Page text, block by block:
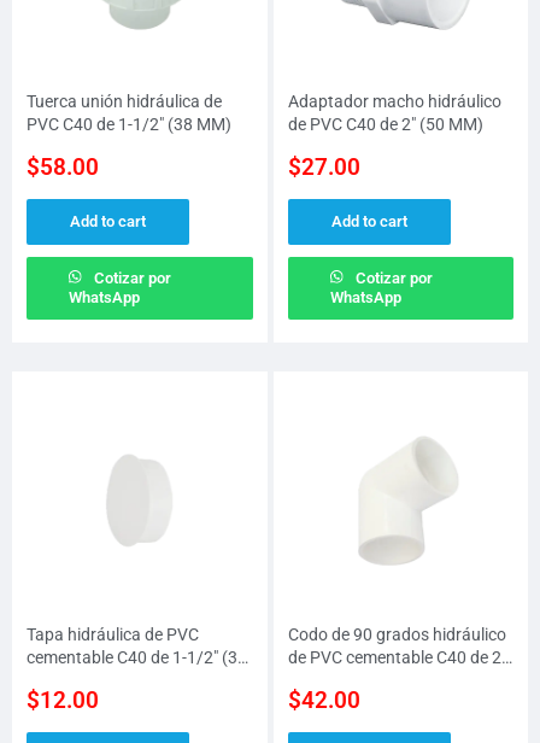
Tuerca unión hidráulica de
PVC C40 de 1-1/2″ (38 MM)
$58.00
Add to cart
Cotizar por
WhatsApp
Adaptador macho hidráulico
de PVC C40 de 2″ (50 MM)
$27.00
Add to cart
Cotizar por
WhatsApp
Tapa hidráulica de PVC
cementable C40 de 1-1/2″ (38
$12.00
Codo de 90 grados hidráulico
de PVC cementable C40 de 2″
$42.00